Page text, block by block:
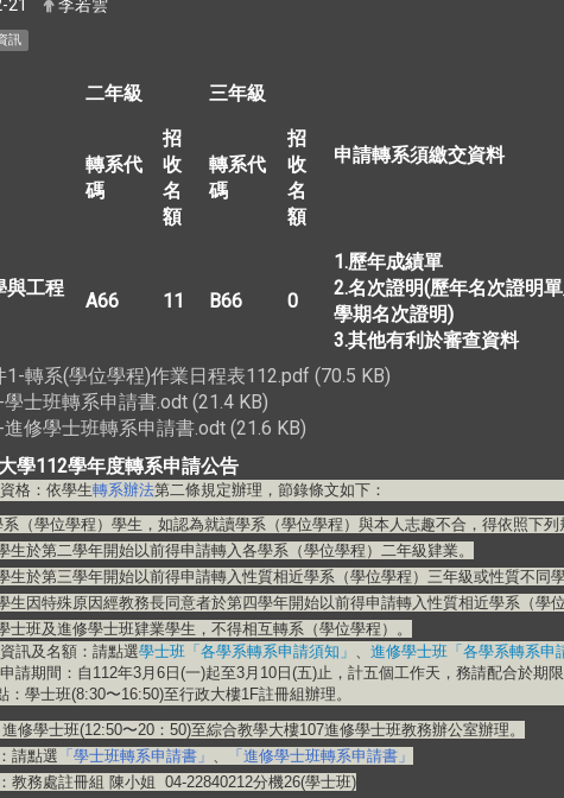
21 李若雲
訊
二年級 三年級
申請轉系須繳交資料
轉系代
碼
招
收
名
額
轉系代
碼
招
收
名
額
與工程
A66 11 B66 0
1.歷年成績單
2.名次證明(歷年名次證明
學期名次證明)
3.其他有利於審查資料
1-轉系(學位學程)作業日程表112.pdf (70.5 KB)
士班轉系申請書.odt (21.4 KB)
修學士班轉系申請書.odt (21.6 KB)
學112學年度轉系申請公告
格：依學生轉系辦法第二條規定辦理，節錄條文如下：
（學位學程）學生，如認為就讀學系（學位學程）與本人志趣不合，得依照下列
第二學年開始以前得申請轉入各學系（學位學程）二年級肄業。
第三學年開始以前得申請轉入性質相近學系（學位學程）三年級或性質不同學
特殊原因經教務長同意者於第四學年開始以前得申請轉入性質相近學系（學位
及進修學士班肄業學生，不得相互轉系（學位學程）。
訊及名額：請點選學士班「各學系轉系申請須知」 、 進修學士班「各學系轉系申
請期間：自112年3月6日(一)起至3月10日(五)止，計五個工作天，務請配合於期
：學士班(8:30〜16:50)至行政大樓1F註冊組辦理。
(12:50〜20：50)至綜合教學大樓107進修學士班教務辦公室辦理。
請點選 「學士班轉系申請書」
「進修學士班轉系申請書」
教務處註冊組 陳小姐 04-22840212分機26(學士班)